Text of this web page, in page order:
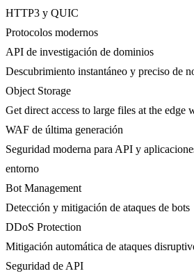
HTTP3 y QUIC
Protocolos modernos
API de investigación de dominios
Descubrimiento instantáneo y preciso de
Object Storage
Get direct access to large files at the edge
WAF de última generación
Seguridad moderna para API y
entorno
Bot Management
Detección y mitigación de ataques de bots
DDoS Protection
Mitigación automática de ataques
Seguridad de API